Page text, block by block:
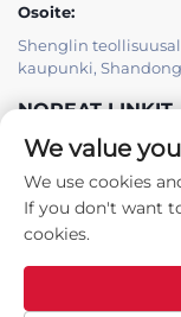
Osoite:
Shenglin
kaupunki,
NOPEAT LINKIT
TUOTTEET
Tekijänoikeus ©
We value
We use cookies
If you don't want
cookies.